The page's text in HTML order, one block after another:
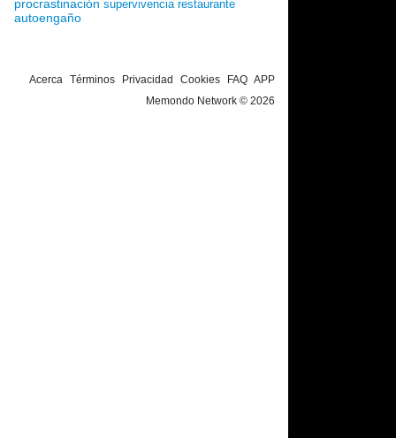
procrastinación supervivencia restaurante
autoengaño
Acerca Términos Privacidad Cookies FAQ APP
Memondo Network © 2026